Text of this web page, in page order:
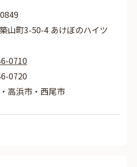
山町3-50-4 あけぼのハイツ
0710
0720
高浜市・西尾市